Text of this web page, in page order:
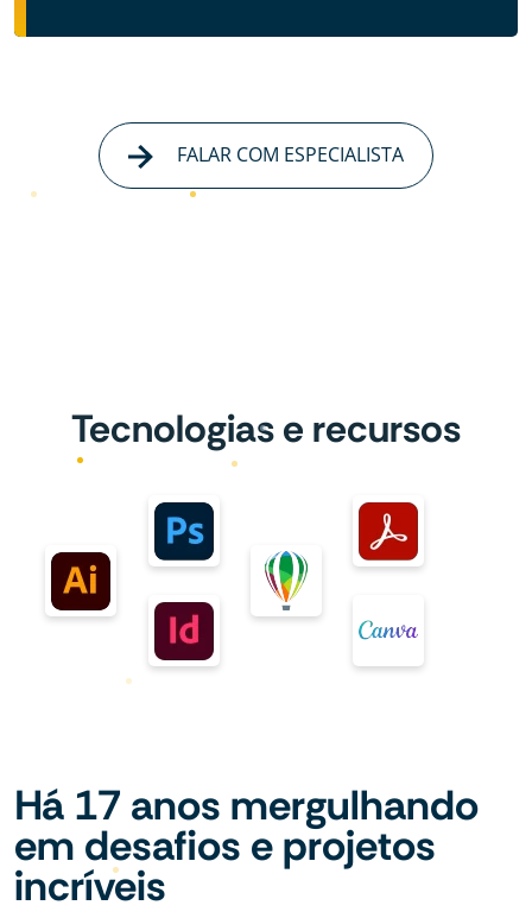
FALAR COM ESPECIALISTA
Tecnologias e recursos
Há 17 anos mergulhando
em desafios e projetos
incríveis